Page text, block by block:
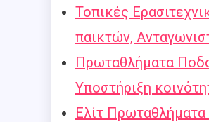
Τοπικές
παικτών,
Πρωταθλήματα
Υποστήριξη
Ελίτ